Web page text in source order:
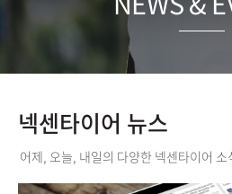
넥센타이어 뉴스
어제, 오늘, 내일의 다양한 넥센타이어